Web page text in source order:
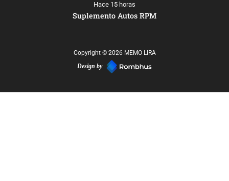
Hace 15 horas
Suplemento Autos RPM
Copyright © 2026 MEMO LIRA
Design by